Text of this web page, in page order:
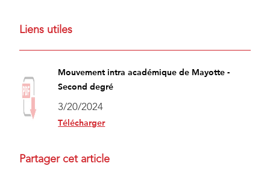
Liens utiles
Mouvement intra académique de Mayotte -
Second degré
3/20/2024
Télécharger
Partager cet article